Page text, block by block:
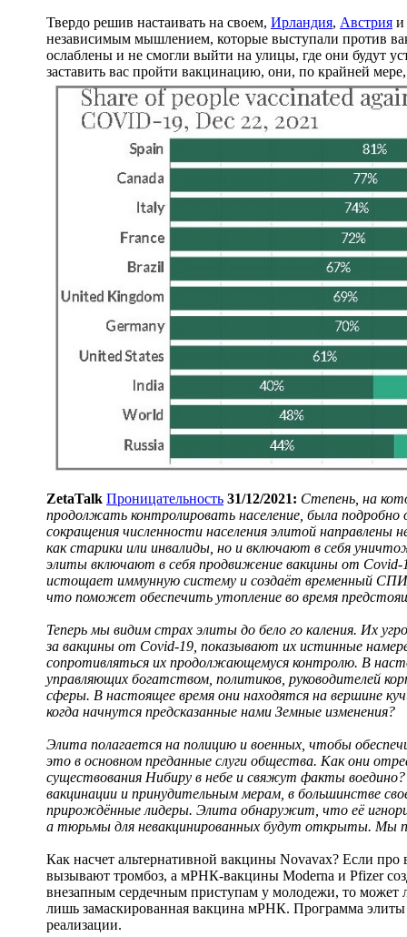
Твердо решив настаивать на своем, Ирландия, Австрия и
независимым мышлением, которые выступали против
ослаблены и не смогли выйти на улицы, где они будут
заставить вас пройти вакцинацию, они, по крайней мере,
ZetaTalk Проницательность 31/12/2021: Степень, на
продолжать контролировать население, была
сокращения численности населения элитой
как старики или инвалиды, но и включают в себя
элиты включают в себя продвижение вакцины от Covid-
истощает иммунную систему и создаёт временный
что поможет обеспечить утопление во время
Теперь мы видим страх элиты до бело го каления. Их
за вакцины от Covid-19, показывают их истинные
сопротивляться их продолжающемуся контролю. В
управляющих богатством, политиков, руководителей
сферы. В настоящее время они находятся на вершине
когда начнутся предсказанные нами Земные изменения?
Элита полагается на полицию и военных, чтобы
это в основном преданные слуги общества. Как они
существования Нибиру в небе и свяжут факты
вакцинации и принудительным мерам, в большинстве
прирождённые лидеры. Элита обнаружит, что её
а тюрьмы для невакцинированных будут открыты. Мы
Как насчет альтернативной вакцины Novavax? Если
вызывают тромбоз, а мРНК-вакцины Moderna и Pfizer
внезапным сердечным приступам у молодежи, то может
лишь замаскированная вакцина мРНК. Программа элиты
реализации.